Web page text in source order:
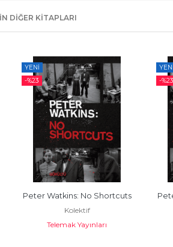
DIĞER KITAPLARI
YENI
-%23
Peter Watkins: No Shortcuts
Kolektif
Telemak Yayınları
YENI
-%23